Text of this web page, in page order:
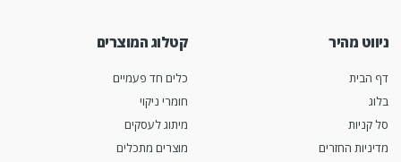
ניווט מהיר
דף הבית
בלוג
סל קניות
מדיניות החזרים
קטלוג המוצרים
כלים חד פעמיים
חומרי ניקוי
מיתוג לעסקים
מוצרים מתכלים